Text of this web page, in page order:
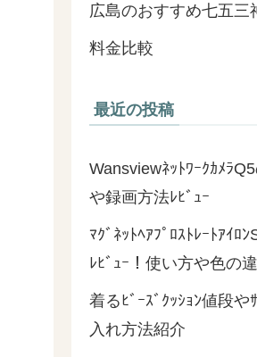
広島のおすすめ七五三
料金比較
最近の投稿
Wansviewﾈｯﾄﾜｰｸｶﾒﾗ
や録画方法ﾚﾋﾞｭｰ
ﾏｸﾞﾈｯﾄﾍｱﾌﾟﾛｽﾄﾚｰﾄｱｲﾛ
ﾚﾋﾞｭｰ！使い方や色の
着るﾋﾞｰｽﾞｸｯｼｮﾝ値段
入れ方法紹介